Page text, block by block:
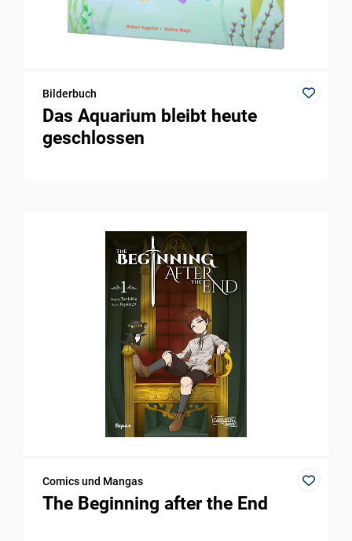
Bilderbuch
Das Aquarium bleibt heute
geschlossen
Comics und Mangas
The Beginning after the End